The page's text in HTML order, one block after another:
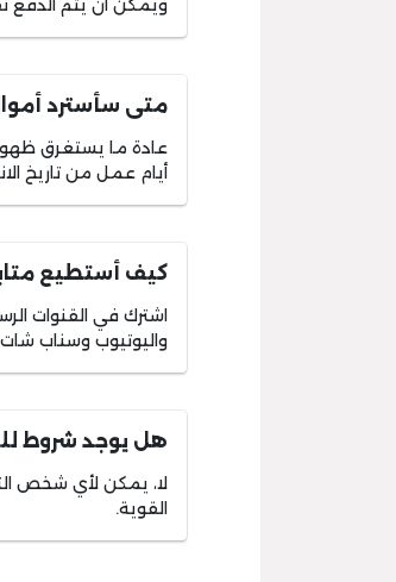
ويمكن أن يتم الدفع
متى سأسترد
أيام عمل من تاريخ
كيف أستطيع
اشترك في القنوات
واليوتيوب وسناب شات
هل يوجد شروط
لا، يمكن لأي شخص
القوية.